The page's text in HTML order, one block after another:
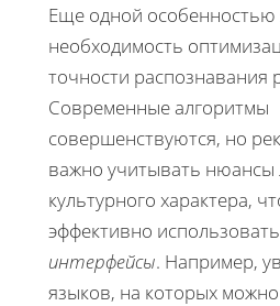
Еще одной особенностью
необходимость
точности распознавания
Современные алгоритмы
совершенствуются, но
важно учитывать нюансы
культурного характера,
эффективно использовать
интерфейсы. Например,
языков, на которых можно